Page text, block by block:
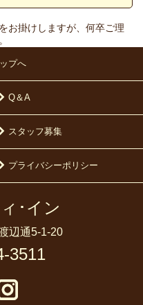
お掛けしますが、何卒ご理
プへ
Q＆A
スタッフ募集
プライバシーポリシー
･イン
辺通5-1-20
3511